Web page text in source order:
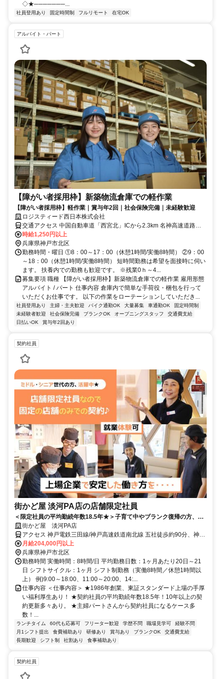
◇★───────...
社員登用あり 固定時間制 フルリモート 在宅OK
アルバイト・パート
【障がい者採用枠】新築物流倉庫での軽作業
【障がい者採用枠】軽作業｜賞与年2回｜社会保険完備｜未経験歓迎
ロジスティード西日本株式会社
交通アクセス 中国自動車道「西宮北」ICから2.3km 名神高速道路
「神戸」JCTから3km 神戸電鉄三田線「岡場」駅から徒歩15分 ※マ
イカー通勤・バイク・自転車通勤可
時給1,250円以上
兵庫県神戸市北区
勤務時間・曜日 ①8：00～17：00（休憩1時間/実働8時間） ②9：00
～18：00（休憩1時間/実働8時間） 短時間勤務は希望を面接時に伺い
ます。 扶養内での勤務も歓迎です。 ※残業0ｈ～4...
募集要項 職種 【障がい者採用枠】新築物流倉庫での軽作業 雇用形態
アルバイト / パート 仕事内容 倉庫内で簡単な手荷役・梱包を行って
いただくお仕事です。 以下の作業をローテーションしていただき...
社員登用あり 主婦・主夫歓迎 バイク通勤OK 大量募集 車通勤OK
固定時間制
未経験者歓迎
社会保険完備 ブランクOK オープニングスタッフ
交通費支給
日払いOK
賞与年2回あり
契約社員
街かど屋 淡河PA店の店舗限定社員
＜限定社員の平均勤続年数18.5年★＞子育て中やブランク復帰の方、活
躍中！転勤なし！主婦パートからの契約社員登用実績も多数！
街かど屋 淡河PA店
アクセス 神戸電鉄三田線/神戸高速鉄道南北線 五社徒歩約90分、神戸
電鉄三田線/神戸高速鉄道南北線 田尾寺徒歩約98分、神戸電鉄三田線/
神戸高速鉄道南北線 岡場徒歩約102分 岡場駅→粟島前バス停 (30分)
から徒歩17分／五社駅→野瀬バス停 (30分) から徒歩18分
月給204,000円以上
兵庫県神戸市北区
勤務時間 実働時間：8時間/日 平均勤務日数：1ヶ月あたり20日～21
日 シフトサイクル：1ヶ月 シフト制勤務（実働8時間／休憩1時間以
上） 例)9:00～18:00、11:00～20:00、14:...
仕事内容 ＜仕事内容＞ ★1986年創業、東証スタンダード上場の手厚
い福利厚生あり！ ★契約社員の平均勤続年数18.5年！10年以上の契
約更新多々あり。 ★主婦パートさんから契約社員になるケース多
数！...
ランチタイム 60代も応募可 フリーター歓迎 学歴不問 職場見学可
経験不問
月1シフト提出
食費補助あり 研修あり 賞与あり ブランクOK
交通費支給
長期歓迎
シフト制 社割あり 食事補助あり
契約社員